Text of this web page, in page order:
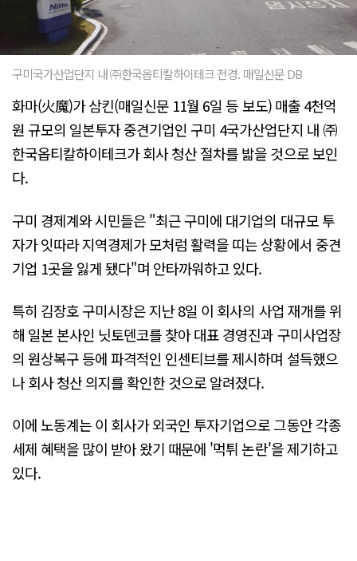
구미국가산업단지 내 ㈜한국옵티칼하이테크 전경. 매일신문 DB
화마(火魔)가 삼킨(매일신문 11월 6일 등 보도) 매출 4천억
원 규모의 일본투자 중견기업인 구미 4국가산업단지 내 ㈜
한국옵티칼하이테크가 회사 청산 절차를 밟을 것으로 보인
다.
구미 경제계와 시민들은 "최근 구미에 대기업의 대규모 투
자가 잇따라 지역경제가 모처럼 활력을 띠는 상황에서 중견
기업 1곳을 잃게 됐다"며 안타까워하고 있다.
특히 김장호 구미시장은 지난 8일 이 회사의 사업 재개를 위
해 일본 본사인 닛토덴코를 찾아 대표 경영진과 구미사업장
의 원상복구 등에 파격적인 인센티브를 제시하며 설득했으
나 회사 청산 의지를 확인한 것으로 알려졌다.
이에 노동계는 이 회사가 외국인 투자기업으로 그동안 각종
세제 혜택을 많이 받아 왔기 때문에 '먹튀 논란'을 제기하고
있다.